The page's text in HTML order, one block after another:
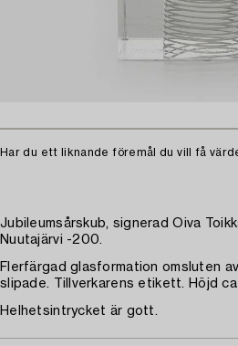
Har du ett liknande föremål du vill få
Jubileumsårskub, signerad Oiva
Nuutajärvi -200.
Flerfärgad glasformation omsluten
slipade. Tillverkarens etikett. Höjd ca
Helhetsintrycket är gott.